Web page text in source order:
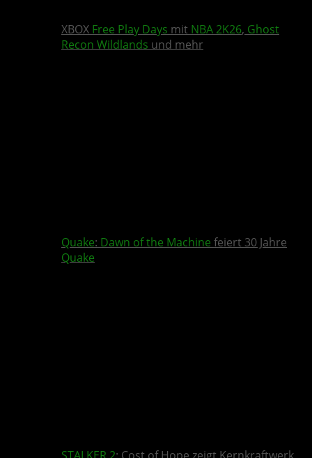
XBOX Free Play Days mit NBA 2K26, Ghost
Recon Wildlands und mehr
Quake: Dawn of the Machine feiert 30 Jahre
Quake